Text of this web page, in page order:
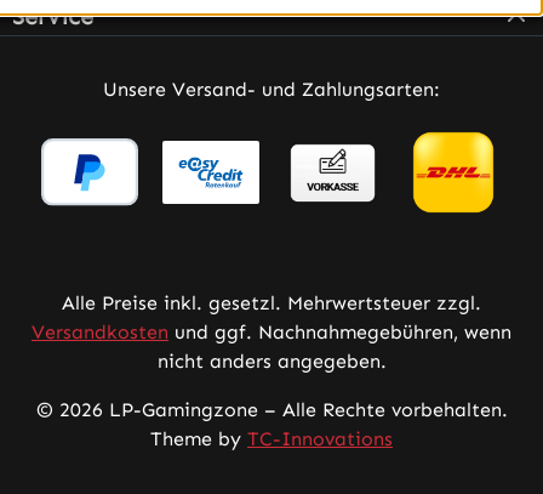
Service
Unsere Versand- und Zahlungsarten:
Alle Preise inkl. gesetzl. Mehrwertsteuer zzgl.
Versandkosten und ggf. Nachnahmegebühren, wenn
nicht anders angegeben.
© 2026 LP-Gamingzone – Alle Rechte vorbehalten.
Theme by TC-Innovations